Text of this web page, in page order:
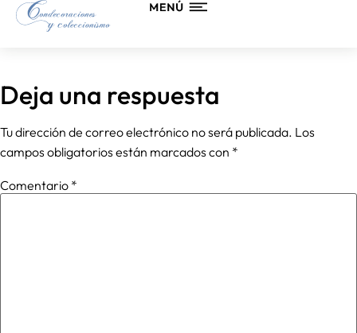
Teléfono
Deja una respuesta
Tu dirección de correo electrónico no será publicada. Los
campos obligatorios están marcados con *
Comentario *